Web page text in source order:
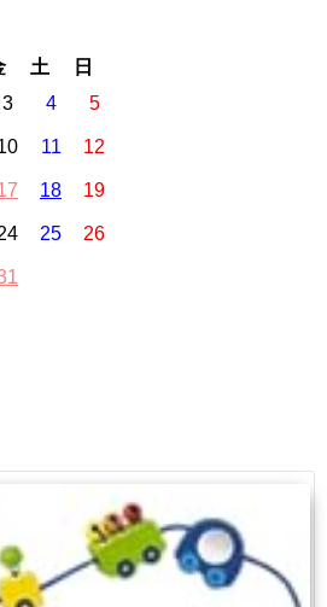
土
日
3 4 5
11 12
18 19
25 26